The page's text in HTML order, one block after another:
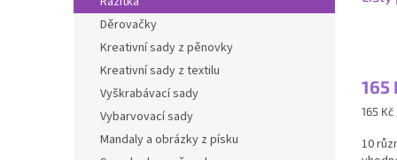
Děrovačky
Kreativní sady z pěnovky
Kreativní sady z textilu
Vyškrabávací sady
Vybarvovací sady
Mandaly a obrázky z písku
je
5,0
z
5
165
Měrná
165
10